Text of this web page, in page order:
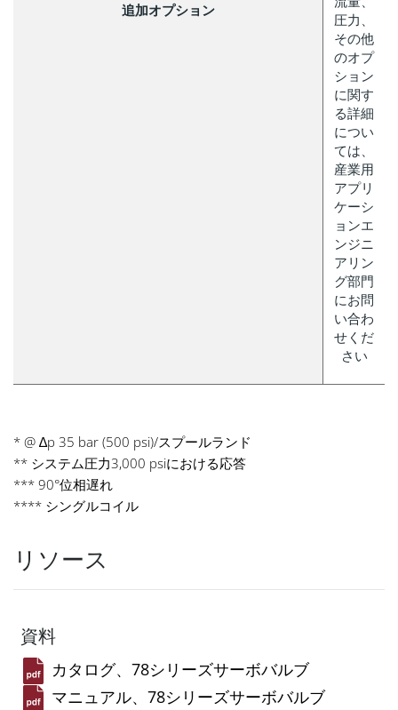
追加オプション
圧力、
その他
のオプ
ション
に関す
る詳細
につい
ては、
産業用
アプリ
ケーシ
ョンエ
ンジニ
アリン
グ部門
にお問
い合わ
せくだ
さい
* @ ∆p 35 bar (500 psi)/スプールランド
** システム圧力3,000 psiにおける応答
*** 90°位相遅れ
**** シングルコイル
リソース
資料
カタログ、78シリーズサーボバルブ
マニュアル、78シリーズサーボバルブ